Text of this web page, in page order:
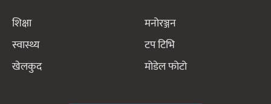
शिक्षा
स्वास्थ्य
खेलकुद
मनोरञ्जन
टप टिभि
मोडेल फोटो